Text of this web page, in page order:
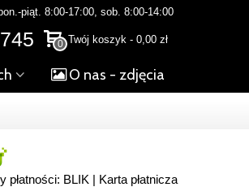
piąt. 8:00-17:00, sob. 8:00-14:00
0 Twój koszyk - 0,00 zł
O nas - zdjęcia
płatności: BLIK | Karta płatnicza